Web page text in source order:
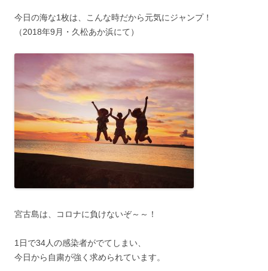
今日の海な1枚は、こんな時だから元気にジャンプ！
（2018年9月・久松あか浜にて）
宮古島は、コロナに負けないぞ～～！
1日で34人の感染者がでてしまい、
今日から自粛が強く求められています。